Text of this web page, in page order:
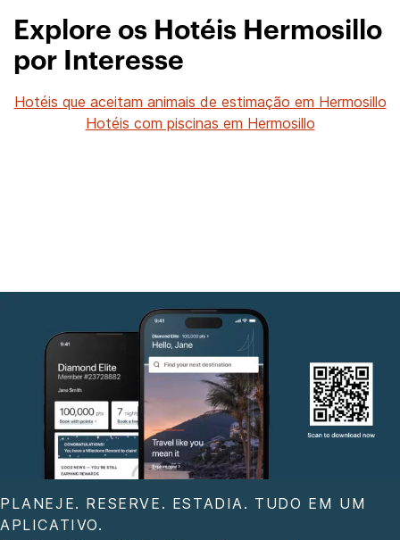
Explore os Hotéis Hermosillo
por Interesse
Hotéis que aceitam animais de estimação em Hermosillo
Hotéis com piscinas em Hermosillo
PLANEJE. RESERVE. ESTADIA. TUDO EM UM
APLICATIVO.